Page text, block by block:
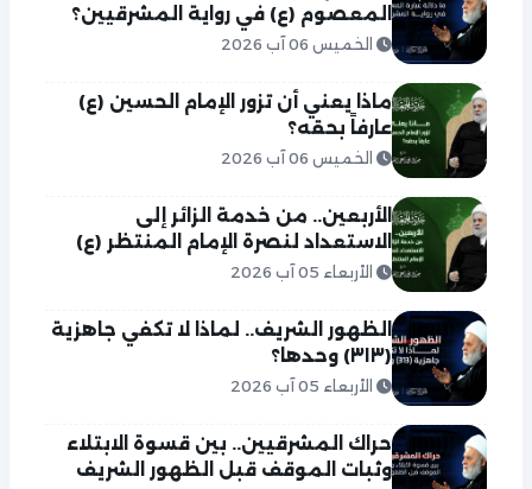
المعصوم (ع) في رواية المشرقيين؟
الخميس 06 آب 2026
ماذا يعني أن تزور الإمام الحسين (ع)
عارفاً بحقه؟
الخميس 06 آب 2026
الأربعين.. من خدمة الزائر إلى
الاستعداد لنصرة الإمام المنتظر (ع)
الأربعاء 05 آب 2026
الظهور الشريف.. لماذا لا تكفي جاهزية
(٣١٣) وحدها؟
الأربعاء 05 آب 2026
حراك المشرقيين.. بين قسوة الابتلاء
وثبات الموقف قبل الظهور الشريف